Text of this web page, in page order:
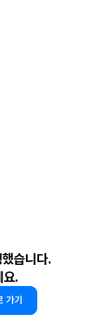
습니다.
요.
가기